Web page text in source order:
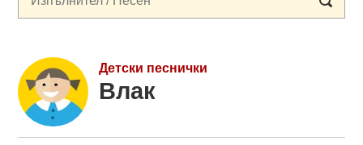
Детски песнички
Влак